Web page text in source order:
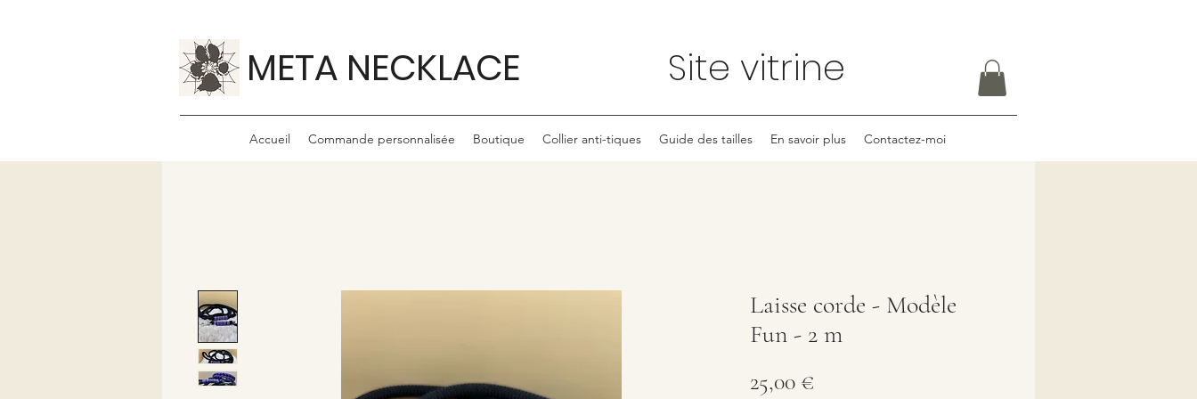
META NECKLACE Site vitrine
Accueil Commande personnalisée Boutique Collier anti-tiques Guide des tailles En savoir plus Contactez-moi
Laisse corde - Modèle
Fun - 2 m
25,00 €